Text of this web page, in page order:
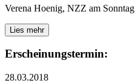
Verena Hoenig, NZZ am Sonntag
Lies mehr
Erscheinungstermin:
28.03.2018